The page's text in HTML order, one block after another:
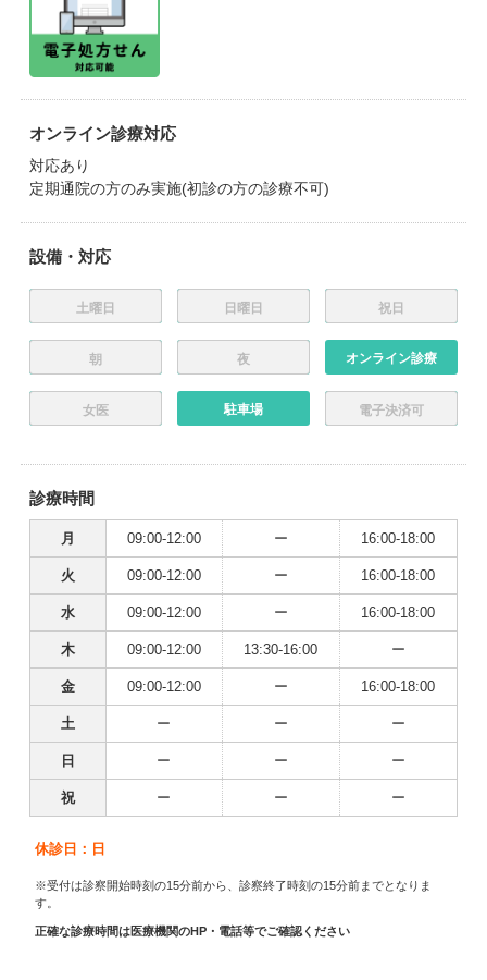
オンライン診療対応
対応あり
定期通院の方のみ実施(初診の方の診療不可)
設備・対応
土曜日 日曜日 祝日
朝 夜 オンライン診療
女医 駐車場 電子決済可
診療時間
月 09:00-12:00 ー 16:00-18:00
火 09:00-12:00 ー 16:00-18:00
水 09:00-12:00 ー 16:00-18:00
木 09:00-12:00 13:30-16:00 ー
金 09:00-12:00 ー 16:00-18:00
土 ー ー ー
日 ー ー ー
祝 ー ー ー
休診日：日
※受付は診察開始時刻の15分前から、診察終了時刻の15分前までとなりま
す。
正確な診療時間は医療機関のHP・電話等でご確認ください